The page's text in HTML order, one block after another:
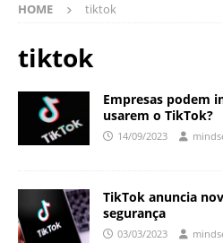
HOME tiktok
tiktok
Empresas podem
usarem o TikTok?
14/09/2023
TikTok anuncia
segurança
03/03/2023